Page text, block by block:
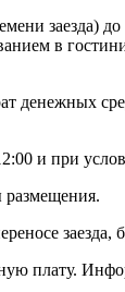
заезда)
в
и при
размещения.
заезда,
плату.